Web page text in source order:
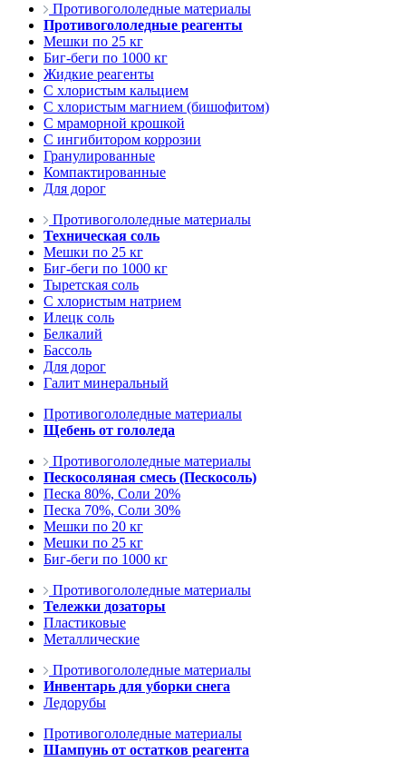
Противогололедные материалы
Противогололедные реагенты
Мешки по 25 кг
Биг-беги по 1000 кг
Жидкие реагенты
С хлористым кальцием
С хлористым магнием (бишофитом)
С мраморной крошкой
С ингибитором коррозии
Гранулированные
Компактированные
Для дорог
Противогололедные материалы
Техническая соль
Мешки по 25 кг
Биг-беги по 1000 кг
Тыретская соль
С хлористым натрием
Илецк соль
Белкалий
Бассоль
Для дорог
Галит минеральный
Противогололедные материалы
Щебень от гололеда
Противогололедные материалы
Пескосоляная смесь (Пескосоль)
Песка 80%, Соли 20%
Песка 70%, Соли 30%
Мешки по 20 кг
Мешки по 25 кг
Биг-беги по 1000 кг
Противогололедные материалы
Тележки дозаторы
Пластиковые
Металлические
Противогололедные материалы
Инвентарь для уборки снега
Ледорубы
Противогололедные материалы
Шампунь от остатков реагента